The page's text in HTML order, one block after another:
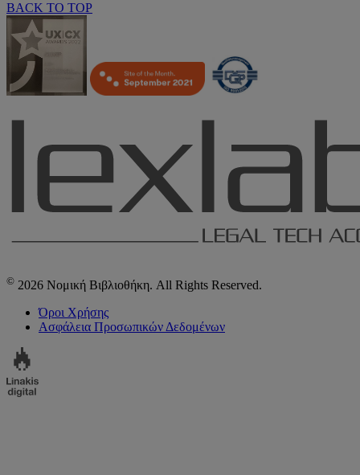
BACK TO TOP
© 2026 Νομική Βιβλιοθήκη. All Rights Reserved.
Όροι Χρήσης
Ασφάλεια Προσωπικών Δεδομένων